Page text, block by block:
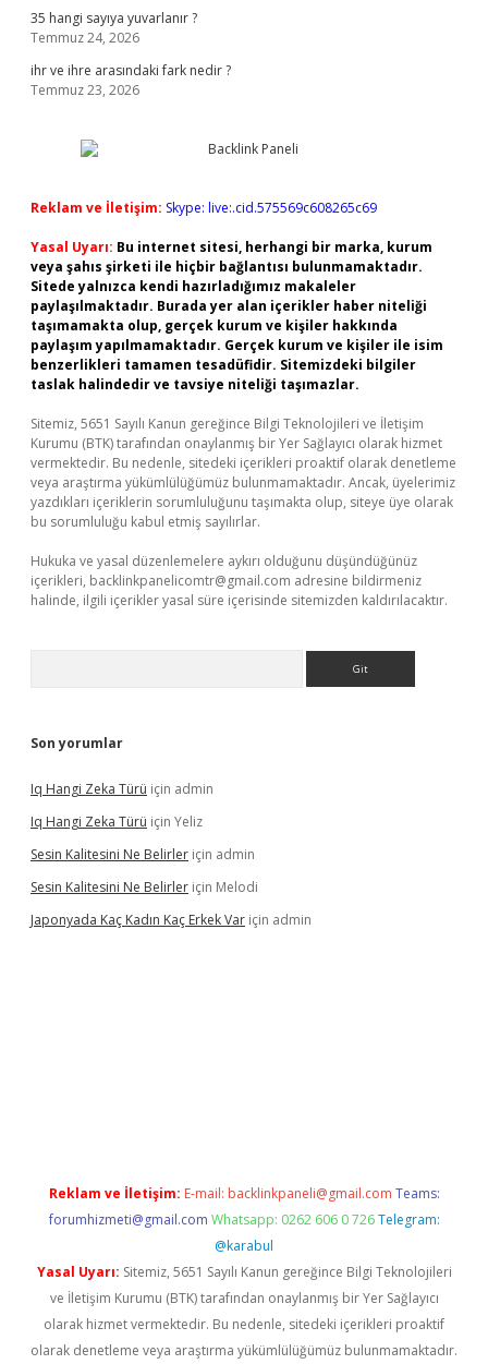
35 hangi sayıya yuvarlanır ?
Temmuz 24, 2026
ihr ve ihre arasındaki fark nedir ?
Temmuz 23, 2026
Reklam ve İletişim: Skype: live:.cid.575569c608265c69
Yasal Uyarı: Bu internet sitesi, herhangi bir marka, kurum
veya şahıs şirketi ile hiçbir bağlantısı bulunmamaktadır.
Sitede yalnızca kendi hazırladığımız makaleler
paylaşılmaktadır. Burada yer alan içerikler haber niteliği
taşımamakta olup, gerçek kurum ve kişiler hakkında
paylaşım yapılmamaktadır. Gerçek kurum ve kişiler ile isim
benzerlikleri tamamen tesadüfidir. Sitemizdeki bilgiler
taslak halindedir ve tavsiye niteliği taşımazlar.
Sitemiz, 5651 Sayılı Kanun gereğince Bilgi Teknolojileri ve İletişim
Kurumu (BTK) tarafından onaylanmış bir Yer Sağlayıcı olarak hizmet
vermektedir. Bu nedenle, sitedeki içerikleri proaktif olarak denetleme
veya araştırma yükümlülüğümüz bulunmamaktadır. Ancak, üyelerimiz
yazdıkları içeriklerin sorumluluğunu taşımakta olup, siteye üye olarak
bu sorumluluğu kabul etmiş sayılırlar.
Hukuka ve yasal düzenlemelere aykırı olduğunu düşündüğünüz
içerikleri, backlinkpanelicomtr@gmail.com adresine bildirmeniz
halinde, ilgili içerikler yasal süre içerisinde sitemizden kaldırılacaktır.
Son yorumlar
Iq Hangi Zeka Türü için admin
Iq Hangi Zeka Türü için Yeliz
Sesin Kalitesini Ne Belirler için admin
Sesin Kalitesini Ne Belirler için Melodi
Japonyada Kaç Kadın Kaç Erkek Var için admin
Reklam ve İletişim: E-mail: backlinkpaneli@gmail.com Teams:
forumhizmeti@gmail.com Whatsapp: 0262 606 0 726 Telegram:
@karabul
Yasal Uyarı: Sitemiz, 5651 Sayılı Kanun gereğince Bilgi Teknolojileri
ve İletişim Kurumu (BTK) tarafından onaylanmış bir Yer Sağlayıcı
olarak hizmet vermektedir. Bu nedenle, sitedeki içerikleri proaktif
olarak denetleme veya araştırma yükümlülüğümüz bulunmamaktadır.